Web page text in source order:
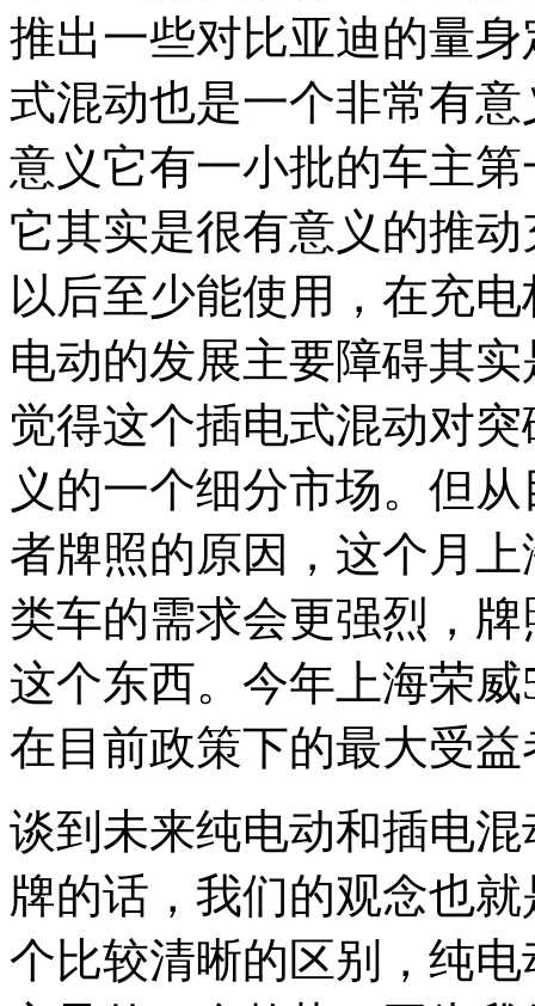
推出一些对比亚迪的量
式混动也是一个非常有
意义它有一小批的车主
它其实是很有意义的推
以后至少能使用，在充
电动的发展主要障碍其
觉得这个插电式混动对
义的一个细分市场。但
者牌照的原因，这个月
类车的需求会更强烈，
这个东西。今年上海荣
在目前政策下的最大受益
谈到未来纯电动和插电
牌的话，我们的观念也
个比较清晰的区别，纯